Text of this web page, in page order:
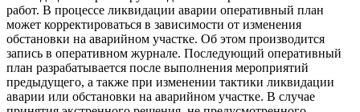
работ. В процессе ликвидации аварии оперативный план
может корректироваться в зависимости от изменения
обстановки на аварийном участке. Об этом производится
запись в оперативном журнале. Последующий оперативный
план разрабатывается после выполнения мероприятий
предыдущего, а также при изменении тактики ликвидации
аварии или обстановки на аварийном участке. В случае